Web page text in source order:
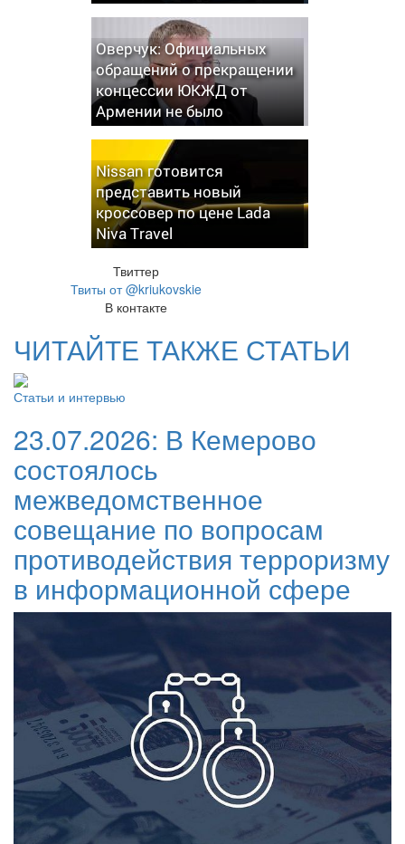
Оверчук: Официальных
обращений о прекращении
концессии ЮКЖД от
Армении не было
Nissan готовится
представить новый
кроссовер по цене Lada
Niva Travel
Твиттер
Твиты от @kriukovskie
В контакте
ЧИТАЙТЕ ТАКЖЕ СТАТЬИ
Статьи и интервью
23.07.2026: В Кемерово
состоялось
межведомственное
совещание по вопросам
противодействия терроризму
в информационной сфере